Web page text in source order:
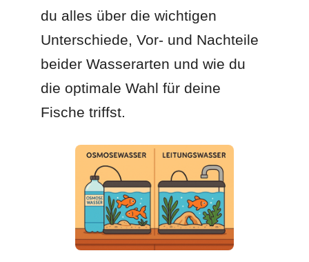
du alles über die wichtigen
Unterschiede, Vor- und Nachteile
beider Wasserarten und wie du
die optimale Wahl für deine
Fische triffst.